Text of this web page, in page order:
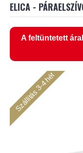
ELICA -
A feltüntetett
Szállítás 3-4 hét